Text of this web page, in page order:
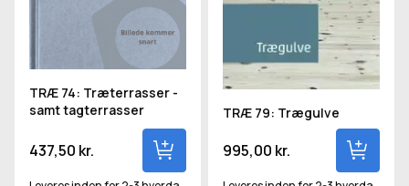
TRÆ 74: Træterrasser -
samt tagterrasser
437,50 kr.
TRÆ 79: Trægulve
995,00 kr.